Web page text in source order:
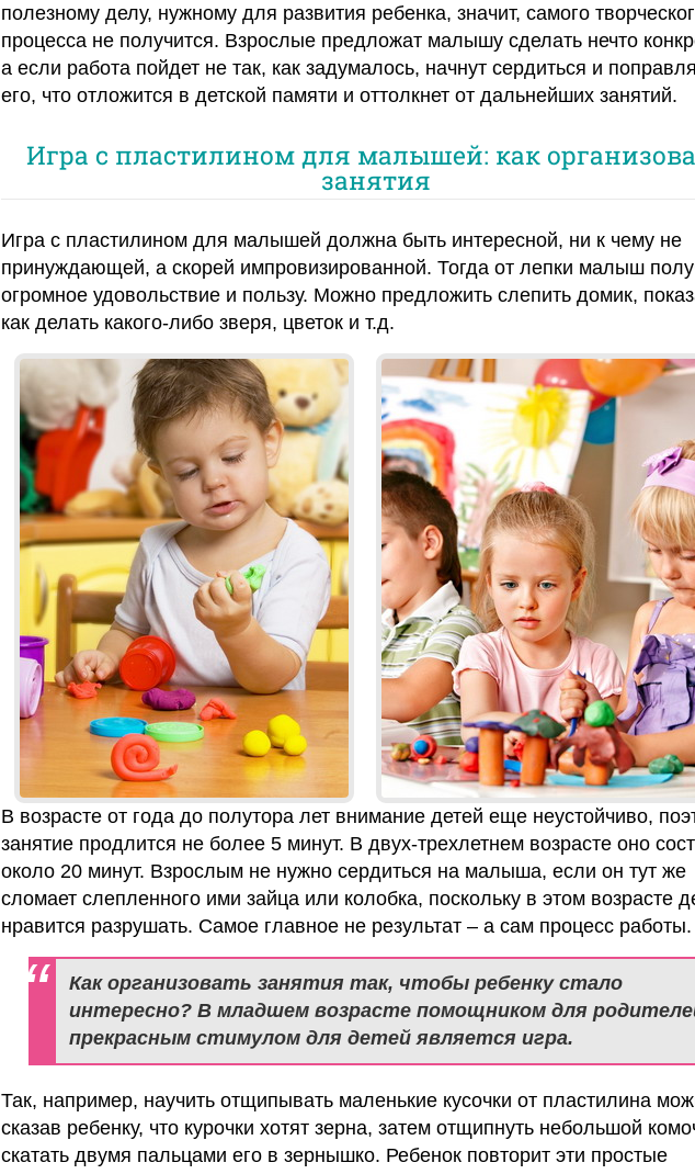
полезному делу, нужному для развития ребенка, значит, самого
процесса не получится. Взрослые предложат малышу сделать нечто
а если работа пойдет не так, как задумалось, начнут сердиться и
его, что отложится в детской памяти и оттолкнет от дальнейших занятий.
Игра с пластилином для малышей: как
занятия
Игра с пластилином для малышей должна быть интересной, ни к чему не
принуждающей, а скорей импровизированной. Тогда от лепки малыш
огромное удовольствие и пользу. Можно предложить слепить домик,
как делать какого-либо зверя, цветок и т.д.
В возрасте от года до полутора лет внимание детей еще неустойчиво,
занятие продлится не более 5 минут. В двух-трехлетнем возрасте оно
около 20 минут. Взрослым не нужно сердиться на малыша, если он тут же
сломает слепленного ими зайца или колобка, поскольку в этом возрасте
нравится разрушать. Самое главное не результат – а сам процесс работы.
Как организовать занятия так, чтобы ребенку стало
интересно? В младшем возрасте помощником для
прекрасным стимулом для детей является игра.
Так, например, научить отщипывать маленькие кусочки от пластилина
сказав ребенку, что курочки хотят зерна, затем отщипнуть небольшой
скатать двумя пальцами его в зернышко. Ребенок повторит эти простые